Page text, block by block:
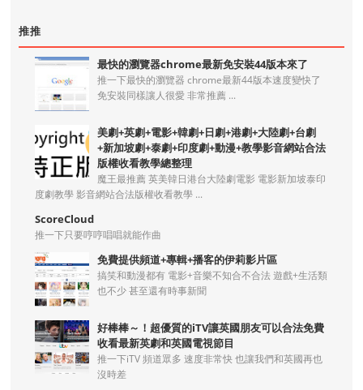
推推
最快的瀏覽器chrome最新免安裝44版本來了
推一下最快的瀏覽器 chrome最新44版本速度變快了
免安裝同樣讓人很愛 非常推薦 ...
美劇+英劇+電影+韓劇+日劇+港劇+大陸劇+台劇
+新加坡劇+泰劇+印度劇+動漫+教學影音網站合法
版權收看教學總整理
魔王最推薦 英美韓日港台大陸劇電影 電影新加坡泰印
度劇教學 影音網站合法版權收看教學 ...
ScoreCloud
推一下只要哼哼唱唱就能作曲
免費提供頻道+專輯+播客的伊莉影片區
搞笑和動漫都有 電影+音樂不知合不合法 遊戲+生活類
也不少 甚至還有時事新聞
好棒棒～！超優質的iTV讓英國朋友可以合法免費
收看最新英劇和英國電視節目
推一下iTV 頻道眾多 速度非常快 也讓我們和英國再也
沒時差